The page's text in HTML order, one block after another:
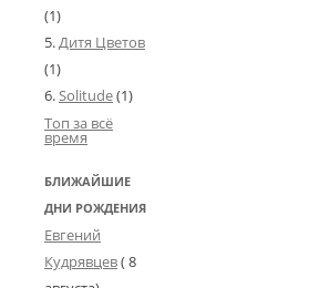
(1)
Дитя Цветов
(1)
Solitude(1)
Топ за всё
время
БЛИЖАЙШИЕ
ДНИ РОЖДЕНИЯ
Евгений
Кудрявцев( 8